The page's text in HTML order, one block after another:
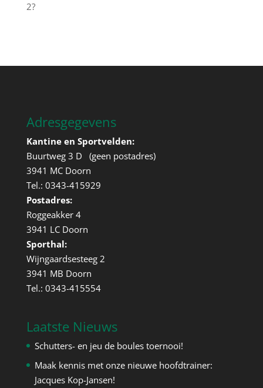
2?
Adresgegevens
Kantine en Sportvelden:
Buurtweg 3 D (geen postadres)
3941 MC Doorn
Tel.: 0343-415929
Postadres:
Roggeakker 4
3941 LC Doorn
Sporthal:
Wijngaardsesteeg 2
3941 MB Doorn
Tel.: 0343-415554
Laatste Nieuws
Schutters- en jeu de boules toernooi!
Maak kennis met onze nieuwe hoofdtrainer:
Jacques Kop-Jansen!